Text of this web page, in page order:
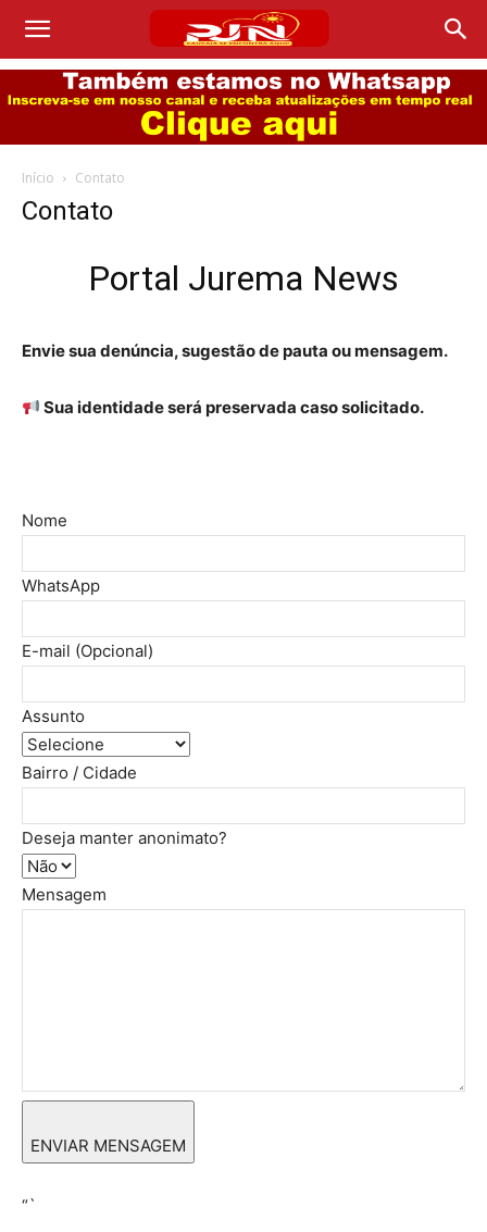
Início Contato
Contato
Portal Jurema News
Envie sua denúncia, sugestão de pauta ou mensagem.
Sua identidade será preservada caso solicitado.
Nome
WhatsApp
E-mail (Opcional)
Assunto
Bairro / Cidade
Deseja manter anonimato?
Mensagem
ENVIAR MENSAGEM
“`